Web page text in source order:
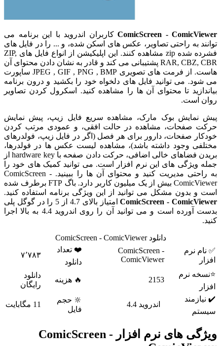
ComicScreen - ComicViewer کاربران اندروید با این برنامه می
توانند به راحتی تصاویر، عکس های اسکن شده، و ... را در فایل های
فشرده شده zip مشاهده کنند. این اپلیکیشن از انواع فایل های ZIP,
RAR, CBZ, CBR پشتیبانی می کند و قادر به نشان دادن محتوای آن
هاست. از فرمت های تصویری JPEG , GIF , PNG , BMP ساپورت
می شود. می توانید فایل های دلخواه خود را بکشید و درون برنامه
بیاندازید تا محتوای آن ها را مشاهده کنید. اسکرول کردن تصاویر
روان است.
پیش نمایش بوک مارک، مشاهده سریع فایل زیپ، پیش نمایش
حرکت صفحات، مشاهده در حالت افقی، و عمودی مرتب کردن
خودکار صفحات، دارور برای هر فصل (اگر در فایل زیپ، فولدرهای
مختلفی وجود داشته باشد)، مشاهده لیست عکس ها در فولدرها،
بریدن فضاهای خالی اضافی، حرکت دادن صفحه با hardware key از
جمله ویژگی های این نرم افزار است. می توانید کمیک های خود را
به راحتی مدیریت کنید و محتوای آن ها را ببینید. ComicScreen -
ComicViewer بیش از یک میلیون کاربر دارد. باگ FTP برطرف شده
است و بدون مشکل می توانید از این ویژگی برنامه استفاده کنید.
ComicScreen - ComicViewer
امتیاز بالای 4.7 از 5 را در گوگل پلی
بدست آورده است و می توانید آن را روی اندروید 4.4 به بالا اجرا
کنید.
دانلود ComicScreen - ComicViewer
✅ نام نرم
افزار
ComicScreen -
ComicViewer
❤️ تعداد
دانلود
۷٬۷۸۳
⭐نسخه نرم
افزار
2153 🔥 هزینه
دانلود
رایگان
✔️ نیازمند
سیستم
اندروید 4.4
🔆 حجم
فایل
11 مگابایت
ویژگی های نرم افزار ComicScreen -